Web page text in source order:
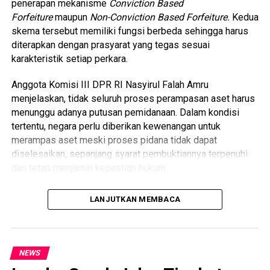
dan berpotensi menimbulkan fatalitas maupun
membahayakan pengguna jalan lainnya,” ujarnya.
Adapun pelanggaran yang menjadi sasaran penindakan
langsung antara lain penggunaan knalpot yang tidak sesuai
arus, serta perilaku berkendara secara ugal-ugalan yang
mengancam keselamatan masyarakat.
Kakorlantas menegaskan bahwa tidak ada perubahan
kebijakan yang menghapus prioritas ETLE. Kehadiran tilang
manual secara selektif merupakan langkah untuk
demi menjaga keselamatan di jalan raya.
Juta Kendaraan Keluar Jakarta
penerapan mekanisme Conviction Based
Forfeituremaupun Non-Conviction Based Forfeiture. Kedua
skema tersebut memiliki fungsi berbeda sehingga harus
diterapkan dengan prasyarat yang tegas sesuai
karakteristik setiap perkara.
Anggota Komisi III DPR RI Nasyirul Falah Amru
menjelaskan, tidak seluruh proses perampasan aset harus
menunggu adanya putusan pemidanaan. Dalam kondisi
tertentu, negara perlu diberikan kewenangan untuk
merampas aset meski proses pidana tidak dapat
diselesaikan, sepanjang syarat pembuktiannya terpenuhi
“PenerapanConviction BaseddanNon-Conviction
tentu harus memiliki prasyarat. Tidak semua
keterangannya di Jakarta, Rabu (5/8/2026).
LANJUTKAN MEMBACA
NEWS